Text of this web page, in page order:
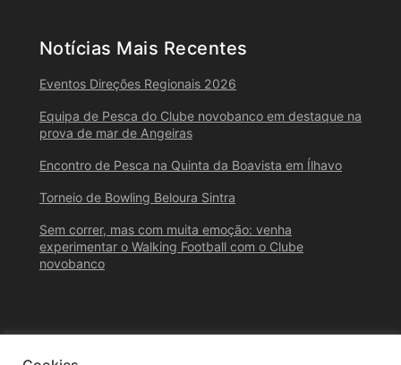
Notícias Mais Recentes
Eventos Direções Regionais 2026
Equipa de Pesca do Clube novobanco em destaque na
prova de mar de Angeiras
Encontro de Pesca na Quinta da Boavista em Ílhavo
Torneio de Bowling Beloura Sintra
Sem correr, mas com muita emoção: venha
experimentar o Walking Football com o Clube
novobanco